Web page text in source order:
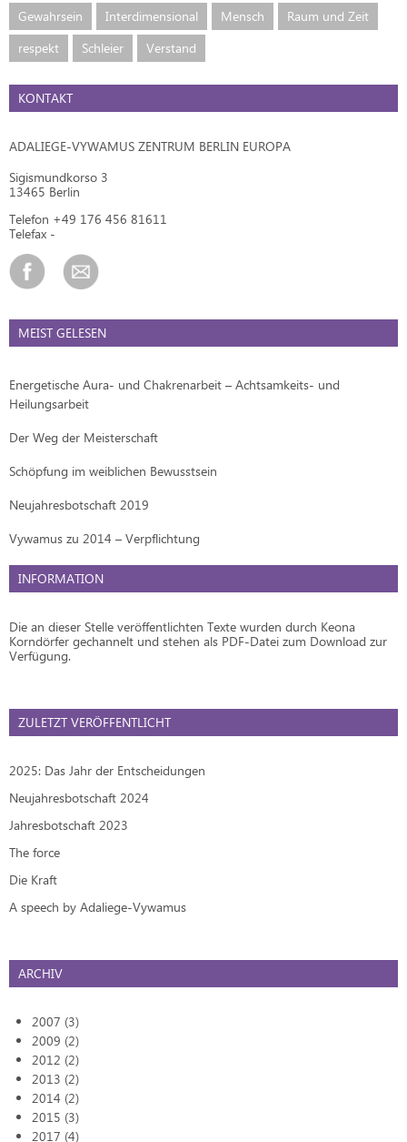
Gewahrsein
Interdimensional Mensch
Raum und Zeit
respekt
Schleier Verstand
KONTAKT
ADALIEGE-VYWAMUS ZENTRUM BERLIN EUROPA
Sigismundkorso 3
13465 Berlin
Telefon +49 176 456 81611
Telefax -
MEIST GELESEN
Energetische Aura- und Chakrenarbeit – Achtsamkeits- und
Heilungsarbeit
Der Weg der Meisterschaft
Schöpfung im weiblichen Bewusstsein
Neujahresbotschaft 2019
Vywamus zu 2014 – Verpflichtung
INFORMATION
Die an dieser Stelle veröffentlichten Texte wurden durch Keona
Korndörfer gechannelt und stehen als PDF-Datei zum Download zur
Verfügung.
ZULETZT VERÖFFENTLICHT
2025: Das Jahr der Entscheidungen
Neujahresbotschaft 2024
Jahresbotschaft 2023
The force
Die Kraft
A speech by Adaliege-Vywamus
ARCHIV
2007 (3)
2009 (2)
2012 (2)
2013 (2)
2014 (2)
2015 (3)
2017 (4)